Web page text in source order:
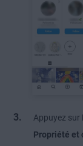
Appuyez sur
Propriété et